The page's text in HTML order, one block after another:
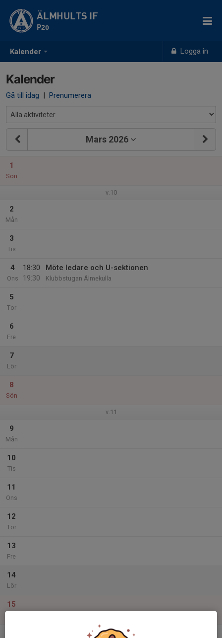
Kalender Logga in
ÄLMHULTS IF
P20
Kalender
Gå till idag | Prenumerera
Mars 2026
1
Sön
v.10
2
Mån
3
Tis
4
Ons
18:30
19:30
Möte ledare och U-sektionen
Klubbstugan Älmekulla
5
Tor
6
Fre
7
Lör
8
Sön
v.11
9
Mån
10
Tis
11
Ons
12
Tor
13
Fre
14
Lör
15
v.12